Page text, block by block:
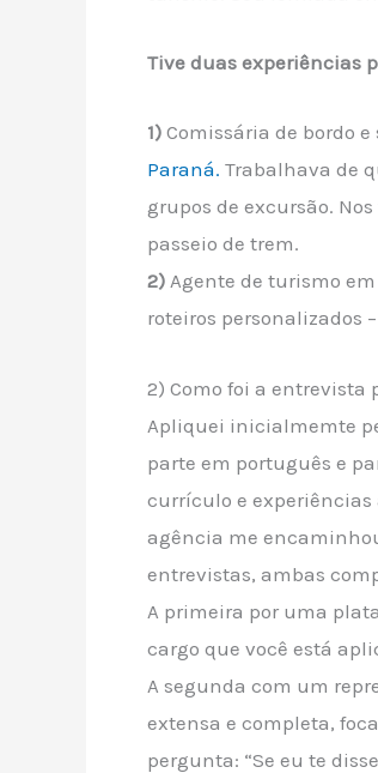
Tive duas experiências
1) Comissária de bordo
Paraná. Trabalhava de
grupos de excursão.
passeio de trem.
2) Agente de turismo
roteiros personalizados
2) Como foi a entrevista
Apliquei inicialmemte
parte em português e
currículo e experiências
agência me
entrevistas, ambas
A primeira por uma
cargo que você está
A segunda com um
extensa e completa,
pergunta: “Se eu te